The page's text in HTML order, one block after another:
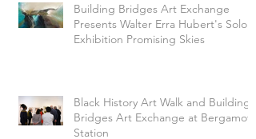
Building Bridges Art Exchange
Presents Walter Erra Hubert's Solo
Exhibition Promising Skies
Black History Art Walk and Building
Bridges Art Exchange at Bergamot
Station